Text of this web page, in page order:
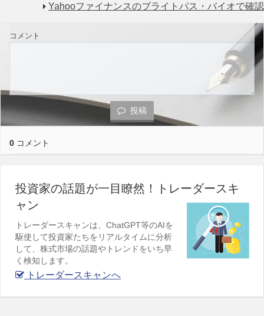
Yahooファイナンスのブライトパス・バイオで確認
コメント
投稿
0 コメント
投資家の話題が一目瞭然！トレーダースキ
ャン
トレーダースキャンは、ChatGPT等のAIを
駆使して投資家たちをリアルタイムに分析
して、株式市場の話題やトレンドをいち早
く検知します。
トレーダースキャンへ